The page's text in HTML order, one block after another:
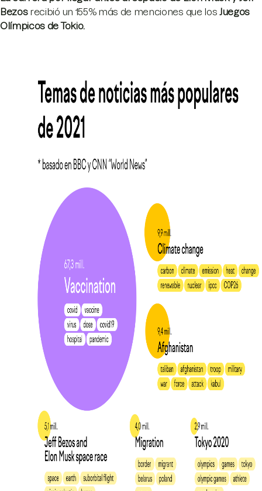
Bezos recibió un 155% más de menciones que los Juegos
Olímpicos de Tokio.